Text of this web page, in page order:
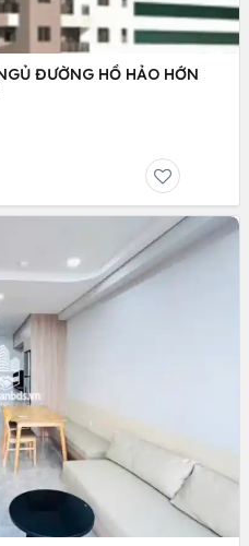
ĐƯỜNG HỒ HẢO HỚN